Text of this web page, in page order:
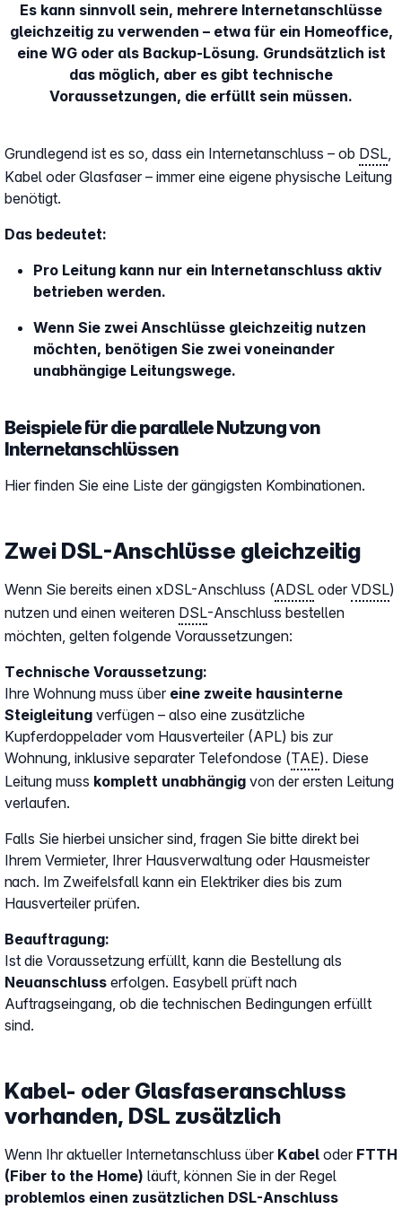
Es kann sinnvoll sein, mehrere Internetanschlüsse
gleichzeitig zu verwenden – etwa für ein Homeoffice,
eine WG oder als Backup-Lösung. Grundsätzlich ist
das möglich, aber es gibt technische
Voraussetzungen, die erfüllt sein müssen.
Grundlegend ist es so, dass ein Internetanschluss – ob DSL,
Kabel oder Glasfaser – immer eine eigene physische Leitung
benötigt.
Das bedeutet:
Pro Leitung kann nur ein Internetanschluss aktiv
betrieben werden.
Wenn Sie zwei Anschlüsse gleichzeitig nutzen
möchten, benötigen Sie zwei voneinander
unabhängige Leitungswege.
Beispiele für die parallele Nutzung von
Internetanschlüssen
Hier finden Sie eine Liste der gängigsten Kombinationen.
Zwei DSL-Anschlüsse gleichzeitig
Wenn Sie bereits einen xDSL-Anschluss (ADSL oder VDSL)
nutzen und einen weiteren DSL-Anschluss bestellen
möchten, gelten folgende Voraussetzungen:
Technische Voraussetzung:
Ihre Wohnung muss über eine zweite hausinterne
Steigleitung verfügen – also eine zusätzliche
Kupferdoppelader vom Hausverteiler (APL) bis zur
Wohnung, inklusive separater Telefondose (TAE). Diese
Leitung muss komplett unabhängig von der ersten Leitung
verlaufen.
Falls Sie hierbei unsicher sind, fragen Sie bitte direkt bei
Ihrem Vermieter, Ihrer Hausverwaltung oder Hausmeister
nach. Im Zweifelsfall kann ein Elektriker dies bis zum
Hausverteiler prüfen.
Beauftragung:
Ist die Voraussetzung erfüllt, kann die Bestellung als
Neuanschluss erfolgen. Easybell prüft nach
Auftragseingang, ob die technischen Bedingungen erfüllt
sind.
Kabel- oder Glasfaseranschluss
vorhanden, DSL zusätzlich
Wenn Ihr aktueller Internetanschluss über Kabel oder FTTH
(Fiber to the Home) läuft, können Sie in der Regel
problemlos einen zusätzlichen DSL-Anschluss